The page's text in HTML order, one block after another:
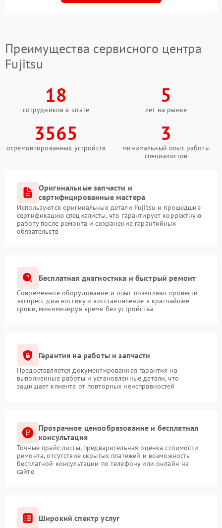
Преимущества сервисного центра
Fujitsu
18
сотрудников в штате
5
лет на рынке
3565
отремонтированных устройств
3
минимальный опыт работы
специалистов
Оригинальные запчасти и
сертифицированные мастера
Используются оригинальные детали Fujitsu и прошедшие
сертификацию специалисты, что гарантирует корректную
работу после ремонта и сохранение гарантийных
обязательств
Бесплатная диагностика и быстрый ремонт
Современное оборудование и опыт позволяют провести
экспресс-диагностику и восстановление в кратчайшие
сроки, минимизируя время без устройства
Гарантия на работы и запчасти
Предоставляется документированная гарантия на
выполненные работы и установленные детали, что
защищает клиента от повторных неисправностей
Прозрачное ценообразование и бесплатная
консультация
Точные прайс-листы, предварительная оценка стоимости
ремонта, отсутствие скрытых платежей и возможность
бесплатной консультации по телефону или онлайн на
сайте
Широкий спектр услуг